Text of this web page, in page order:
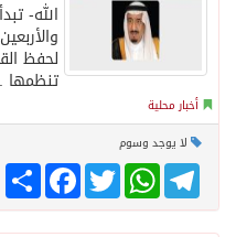
الله-
لحفظ
تنظمها
أخبار محلية
لا يوجد وسوم
انشر
FacebookTwitter
WhatsAppTelegram